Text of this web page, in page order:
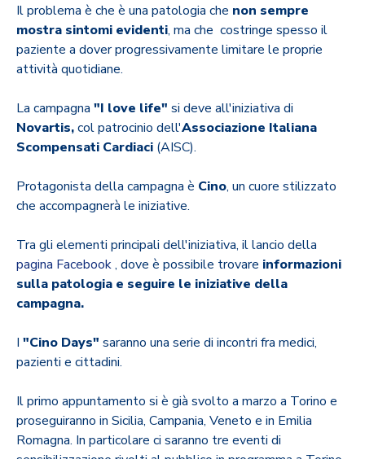
Il problema è che è una patologia che non sempre
mostra sintomi evidenti, ma che costringe spesso il
paziente a dover progressivamente limitare le proprie
attività quotidiane.
La campagna "I love life" si deve all'iniziativa di
Novartis,col patrocinio dell'Associazione Italiana
Scompensati Cardiaci (AISC).
Protagonista della campagna è Cino, un cuore stilizzato
che accompagnerà le iniziative.
Tra gli elementi principali dell'iniziativa, il lancio della
pagina Facebook, dove è possibile trovare informazioni
sulla patologia e seguire le iniziative della
campagna.
I "Cino Days" saranno una serie di incontri fra medici,
pazienti e cittadini.
Il primo appuntamento si è già svolto a marzo a Torino e
proseguiranno in Sicilia, Campania, Veneto e in Emilia
Romagna. In particolare ci saranno tre eventi di